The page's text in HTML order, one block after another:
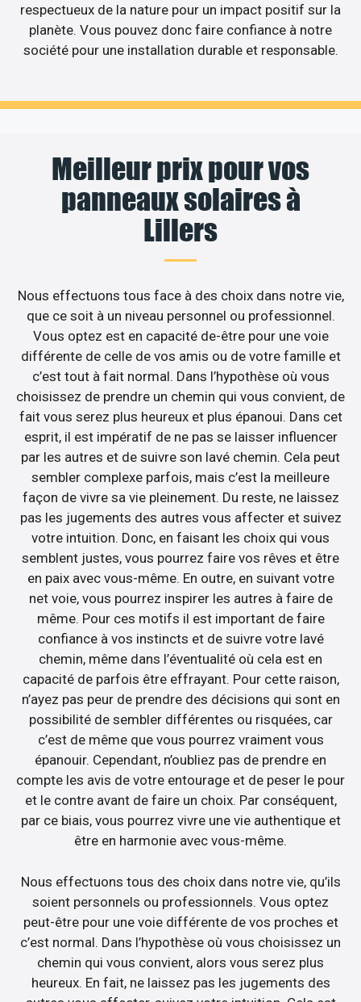
respectueux de la nature pour un impact positif sur la
planète. Vous pouvez donc faire confiance à notre
société pour une installation durable et responsable.
Meilleur prix pour vos
panneaux solaires à
Lillers
Nous effectuons tous face à des choix dans notre vie,
que ce soit à un niveau personnel ou professionnel.
Vous optez est en capacité de-être pour une voie
différente de celle de vos amis ou de votre famille et
c’est tout à fait normal. Dans l’hypothèse où vous
choisissez de prendre un chemin qui vous convient, de
fait vous serez plus heureux et plus épanoui. Dans cet
esprit, il est impératif de ne pas se laisser influencer
par les autres et de suivre son lavé chemin. Cela peut
sembler complexe parfois, mais c’est la meilleure
façon de vivre sa vie pleinement. Du reste, ne laissez
pas les jugements des autres vous affecter et suivez
votre intuition. Donc, en faisant les choix qui vous
semblent justes, vous pourrez faire vos rêves et être
en paix avec vous-même. En outre, en suivant votre
net voie, vous pourrez inspirer les autres à faire de
même. Pour ces motifs il est important de faire
confiance à vos instincts et de suivre votre lavé
chemin, même dans l’éventualité où cela est en
capacité de parfois être effrayant. Pour cette raison,
n’ayez pas peur de prendre des décisions qui sont en
possibilité de sembler différentes ou risquées, car
c’est de même que vous pourrez vraiment vous
épanouir. Cependant, n’oubliez pas de prendre en
compte les avis de votre entourage et de peser le pour
et le contre avant de faire un choix. Par conséquent,
par ce biais, vous pourrez vivre une vie authentique et
être en harmonie avec vous-même.
Nous effectuons tous des choix dans notre vie, qu’ils
soient personnels ou professionnels. Vous optez
peut-être pour une voie différente de vos proches et
c’est normal. Dans l’hypothèse où vous choisissez un
chemin qui vous convient, alors vous serez plus
heureux. En fait, ne laissez pas les jugements des